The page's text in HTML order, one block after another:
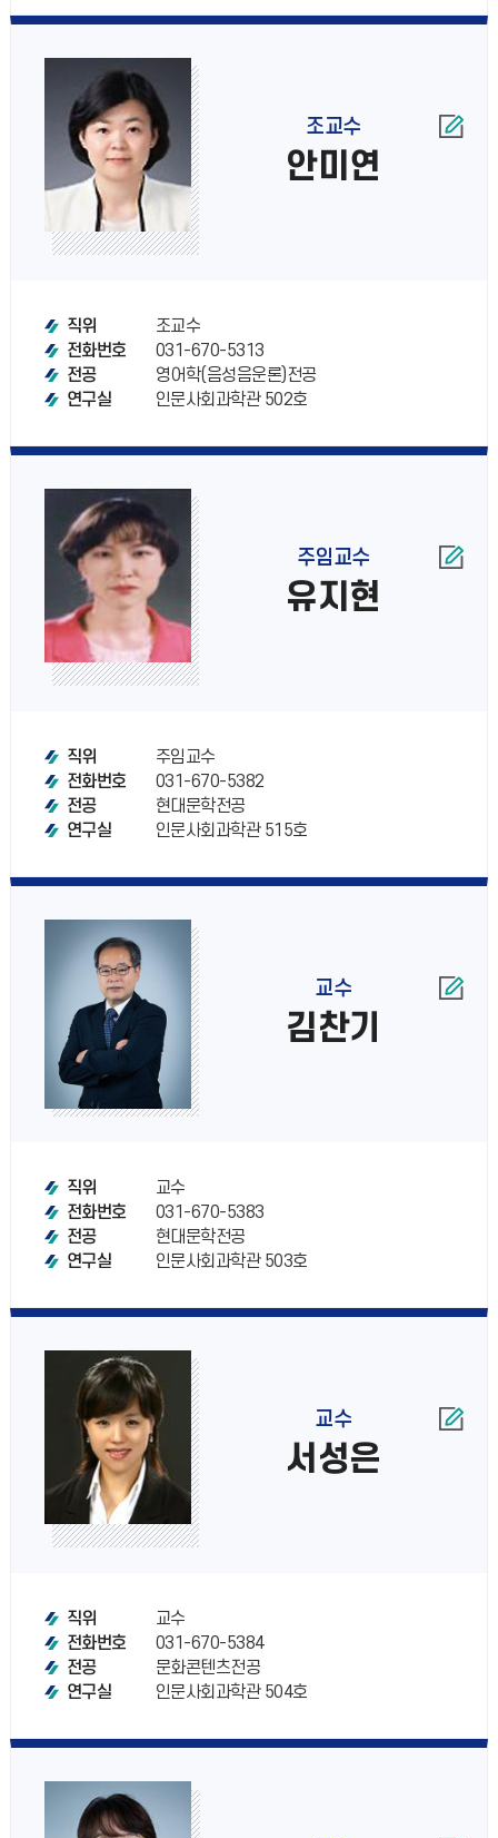
조교수
안미연
직위
조교수
전화번호
031-670-5313
전공
영어학(음성음운론)전공
연구실
인문사회과학관 502호
주임교수
유지현
직위
주임교수
전화번호
031-670-5382
전공
현대문학전공
연구실
인문사회과학관 515호
교수
김찬기
직위
교수
전화번호
031-670-5383
전공
현대문학전공
연구실
인문사회과학관 503호
교수
서성은
직위
교수
전화번호
031-670-5384
전공
문화콘텐츠전공
연구실
인문사회과학관 504호